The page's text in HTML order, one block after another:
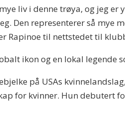
liv i denne trøya, og jeg
Den representerer så mye
Rapinoe til nettstedet til
ikon og en lokal legende
på USAs
for kvinner. Hun debutert